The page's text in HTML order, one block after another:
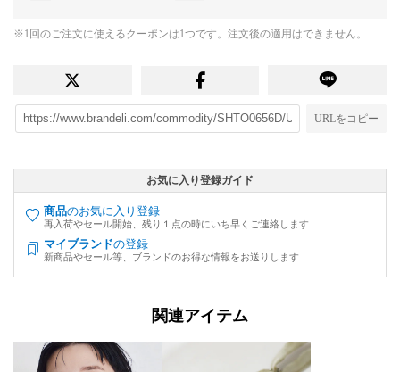
※1回のご注文に使えるクーポンは1つです。注文後の適用はできません。
URLをコピー
お気に入り登録ガイド
商品のお気に入り登録
再入荷やセール開始、残り１点の時にいち早くご連絡します
マイブランドの登録
新商品やセール等、ブランドのお得な情報をお送りします
関連アイテム